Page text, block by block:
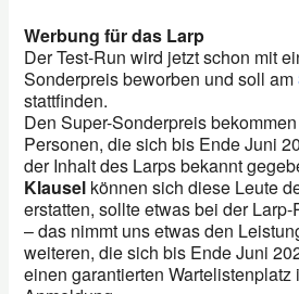
Werbung für das Larp
Der Test-Run wird jetzt schon mit
Sonderpreis beworben und soll am
stattfinden.
Den Super-Sonderpreis
Personen, die sich bis Ende Juni
der Inhalt des Larps bekannt
Klausel können sich diese Leute
erstatten, sollte etwas bei der
– das nimmt uns etwas den
weiteren, die sich bis Ende Juni
einen garantierten